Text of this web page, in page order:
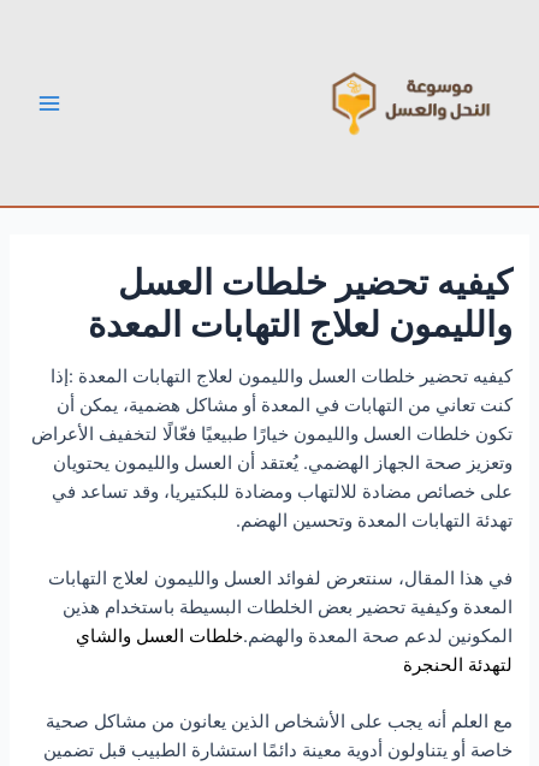
كيفيه تحضير خلطات العسل
والليمون لعلاج التهابات المعدة
كيفيه تحضير خلطات العسل والليمون لعلاج التهابات المعدة :إذا
كنت تعاني من التهابات في المعدة أو مشاكل هضمية، يمكن أن
تكون خلطات العسل والليمون خيارًا طبيعيًا فعّالًا لتخفيف الأعراض
وتعزيز صحة الجهاز الهضمي. يُعتقد أن العسل والليمون يحتويان
على خصائص مضادة للالتهاب ومضادة للبكتيريا، وقد تساعد في
تهدئة التهابات المعدة وتحسين الهضم.
في هذا المقال، سنتعرض لفوائد العسل والليمون لعلاج التهابات
المعدة وكيفية تحضير بعض الخلطات البسيطة باستخدام هذين
المكونين لدعم صحة المعدة والهضم.خلطات العسل والشاي
لتهدئة الحنجرة
مع العلم أنه يجب على الأشخاص الذين يعانون من مشاكل صحية
خاصة أو يتناولون أدوية معينة دائمًا استشارة الطبيب قبل تضمين